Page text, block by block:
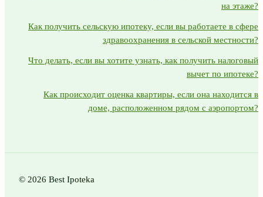
на этаже?
Как получить сельскую ипотеку, если вы работаете в сфере
здравоохранения в сельской местности?
Что делать, если вы хотите узнать, как получить налоговый
вычет по ипотеке?
Как происходит оценка квартиры, если она находится в
доме, расположенном рядом с аэропортом?
© 2026 Best Ipoteka